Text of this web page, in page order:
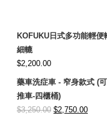
KOFUKU日式多功能輕
細轆
$2,200.00
藥車洗症車 - 窄身款式 (
推車-四櫃桶)
$3,250.00 Original
$2,750.00